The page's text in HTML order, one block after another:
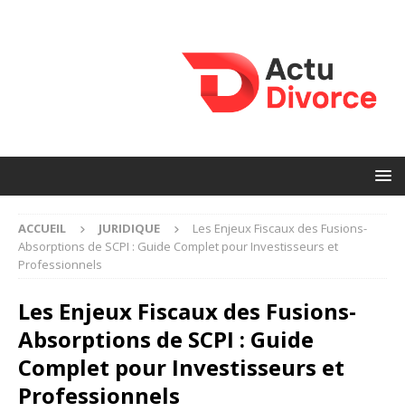
ACCUEIL JURIDIQUE
Les Enjeux Fiscaux des Fusions-
Absorptions de SCPI : Guide Complet pour Investisseurs et
Professionnels
Les Enjeux Fiscaux des Fusions-
Absorptions de SCPI : Guide
Complet pour Investisseurs et
Professionnels